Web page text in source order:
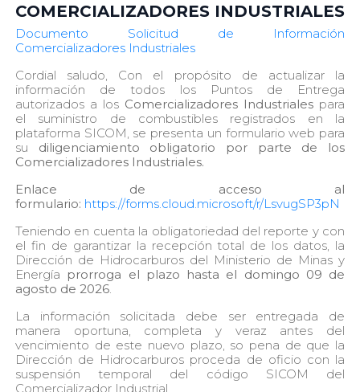
COMERCIALIZADORES INDUSTRIALES
Documento Solicitud de Información
Comercializadores Industriales
Cordial saludo, Con el propósito de actualizar la
información de todos los Puntos de Entrega
autorizados a los Comercializadores Industriales para
el suministro de combustibles registrados en la
plataforma SICOM, se presenta un formulario web para
su diligenciamiento obligatorio por parte de los
Comercializadores Industriales.
Enlace de acceso al
formulario: https://forms.cloud.microsoft/r/LsvugSP3pN
Teniendo en cuenta la obligatoriedad del reporte y con
el fin de garantizar la recepción total de los datos, la
Dirección de Hidrocarburos del Ministerio de Minas y
Energía prorroga el plazo hasta el domingo 09 de
agosto de 2026.
La información solicitada debe ser entregada de
manera oportuna, completa y veraz antes del
vencimiento de este nuevo plazo, so pena de que la
Dirección de Hidrocarburos proceda de oficio con la
suspensión temporal del código SICOM del
Comercializador Industrial.